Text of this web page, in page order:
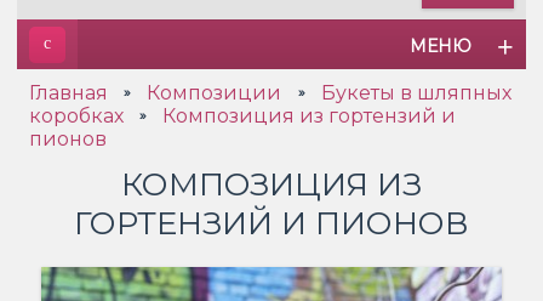
МЕНЮ
Главная » Композиции »
Букеты в шляпных
коробках
»
Композиция из гортензий и
пионов
КОМПОЗИЦИЯ ИЗ
ГОРТЕНЗИЙ И ПИОНОВ